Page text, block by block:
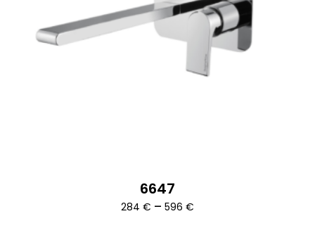
6647
284 € – 596 €Ártartomány: